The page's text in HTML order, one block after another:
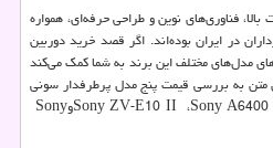
فناوری‌های نوین و طراحی حرفه‌ای، همواره
در ایران بوده‌اند. اگر قصد خرید دوربین
مدل‌های مختلف این برند به شما کمک می‌کند
متن به بررسی قیمت پنج مدل پرطرفدار سونی
Sony A6400، Sony ZV-E10 IIوSony